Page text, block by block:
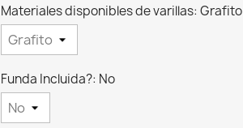
Materiales disponibles de varillas: Grafito
Funda Incluida?: No